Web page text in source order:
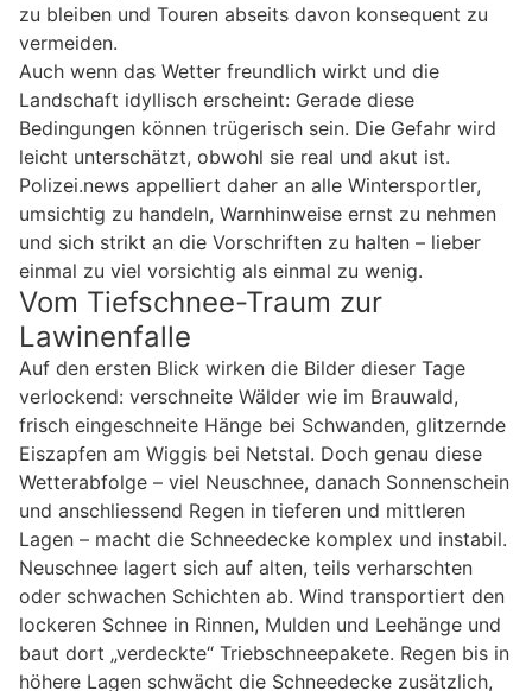
zu bleiben und Touren abseits davon konsequent zu
vermeiden.
Auch wenn das Wetter freundlich wirkt und die
Landschaft idyllisch erscheint: Gerade diese
Bedingungen können trügerisch sein. Die Gefahr wird
leicht unterschätzt, obwohl sie real und akut ist.
Polizei.news appelliert daher an alle Wintersportler,
umsichtig zu handeln, Warnhinweise ernst zu nehmen
und sich strikt an die Vorschriften zu halten – lieber
einmal zu viel vorsichtig als einmal zu wenig.
Vom Tiefschnee-Traum zur
Lawinenfalle
Auf den ersten Blick wirken die Bilder dieser Tage
verlockend: verschneite Wälder wie im Brauwald,
frisch eingeschneite Hänge bei Schwanden, glitzernde
Eiszapfen am Wiggis bei Netstal. Doch genau diese
Wetterabfolge – viel Neuschnee, danach Sonnenschein
und anschliessend Regen in tieferen und mittleren
Lagen – macht die Schneedecke komplex und instabil.
Neuschnee lagert sich auf alten, teils verharschten
oder schwachen Schichten ab. Wind transportiert den
lockeren Schnee in Rinnen, Mulden und Leehänge und
baut dort „verdeckte“ Triebschneepakete. Regen bis in
höhere Lagen schwächt die Schneedecke zusätzlich,